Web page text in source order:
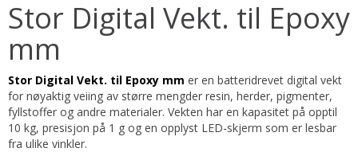
Stor Digital Vekt. til Epoxy
mm
Stor Digital Vekt. til Epoxy mm er en batteridrevet digital vekt
for nøyaktig veiing av større mengder resin, herder, pigmenter,
fyllstoffer og andre materialer. Vekten har en kapasitet på opptil
10 kg, presisjon på 1 g og en opplyst LED-skjerm som er lesbar
fra ulike vinkler.